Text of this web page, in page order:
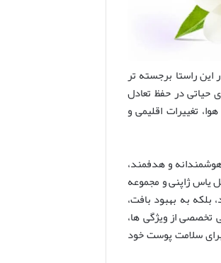
راستا برجسته تر
حیاتی در حفظ تعادل
تغییرات اقلیمی و
و هدفمند،
یاس ژاپنی و مجموعه
به بهبود بافت،
تخصصی از ویژگی ها،
برای سلامت پوست خود